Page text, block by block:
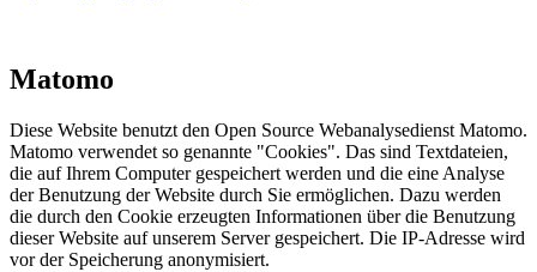
Matomo
Diese Website benutzt den Open Source Webanalysedienst Matomo.
Matomo verwendet so genannte "Cookies". Das sind Textdateien,
die auf Ihrem Computer gespeichert werden und die eine Analyse
der Benutzung der Website durch Sie ermöglichen. Dazu werden
die durch den Cookie erzeugten Informationen über die Benutzung
dieser Website auf unserem Server gespeichert. Die IP-Adresse wird
vor der Speicherung anonymisiert.